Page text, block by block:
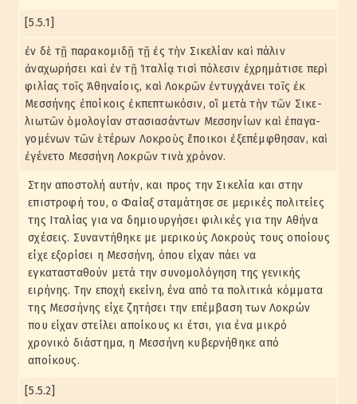
[5.5.1]
ἐν δὲ τῇ παρακομιδῇ τῇ ἐς τὴν Σικελίαν καὶ πάλιν
ἀναχωρήσει καὶ ἐν τῇ Ἰταλίᾳ τισὶ πόλεσιν ἐχρημάτισε περὶ
φιλίας τοῖς Ἀθηναίοις, καὶ Λοκρῶν ἐντυγχάνει τοῖς ἐκ
Μεσσήνης ἐποίκοις ἐκπεπτωκόσιν, οἳ μετὰ τὴν τῶν Σικε-
λιωτῶν ὁμολογίαν στασιασάντων Μεσσηνίων καὶ ἐπαγα-
γομένων τῶν ἑτέρων Λοκροὺς ἔποικοι ἐξεπέμφθησαν, καὶ
ἐγένετο Μεσσήνη Λοκρῶν τινὰ χρόνον.
Στην αποστολή αυτήν, και προς την Σικελία και στην
επιστροφή του, ο Φαίαξ σταμάτησε σε μερικές πολιτείες
της Ιταλίας για να δημιουργήσει φιλικές για την Αθήνα
σχέσεις. Συναντήθηκε με μερικούς Λοκρούς τους οποίους
είχε εξορίσει η Μεσσήνη, όπου είχαν πάει να
εγκατασταθούν μετά την συνομολόγηση της γενικής
ειρήνης. Την εποχή εκείνη, ένα από τα πολιτικά κόμματα
της Μεσσήνης είχε ζητήσει την επέμβαση των Λοκρών
που είχαν στείλει αποίκους κι έτσι, για ένα μικρό
χρονικό διάστημα, η Μεσσήνη κυβερνήθηκε από
αποίκους.
[5.5.2]